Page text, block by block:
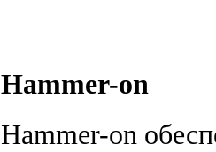
Hammer-on
Hammer-on